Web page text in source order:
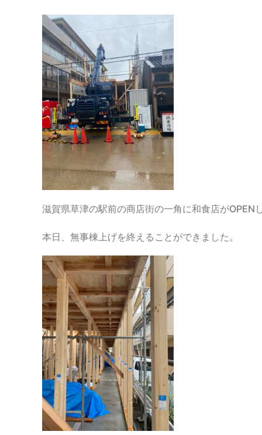
滋賀県草津の駅前の商店街の一角に和食店がOPEN
本日、無事棟上げを終えることができました。